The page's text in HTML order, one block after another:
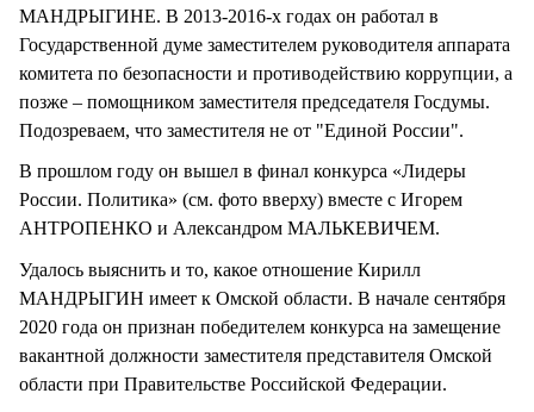
МАНДРЫГИНЕ. В 2013-2016-х годах он работал в
Государственной думе заместителем руководителя аппарата
комитета по безопасности и противодействию коррупции, а
позже – помощником заместителя председателя Госдумы.
Подозреваем, что заместителя не от "Единой России".
В прошлом году он вышел в финал конкурса «Лидеры
России. Политика» (см. фото вверху) вместе с Игорем
АНТРОПЕНКО и Александром МАЛЬКЕВИЧЕМ.
Удалось выяснить и то, какое отношение Кирилл
МАНДРЫГИН имеет к Омской области. В начале сентября
2020 года он признан победителем конкурса на замещение
вакантной должности заместителя представителя Омской
области при Правительстве Российской Федерации.